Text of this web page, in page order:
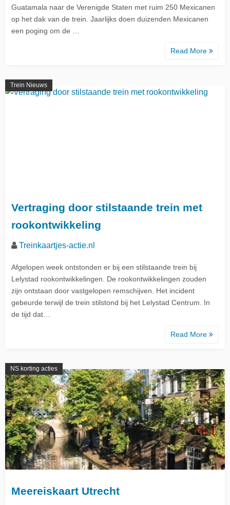
Guatamala naar de Verenigde Staten met ruim 250 Mexicanen
op het dak van de trein. Jaarlijks doen duizenden Mexicanen
een poging om de …
Read More
Trein Nieuws
Vertraging door stilstaande trein met
rookontwikkeling
Treinkaartjes-actie.nl
Afgelopen week ontstonden er bij een stilstaande trein bij
Lelystad rookontwikkelingen. De rookontwikkelingen zouden
zijn ontstaan door vastgelopen remschijven. Het incident
gebeurde terwijl de trein stilstond bij het Lelystad Centrum. In
de tijd dat…
Read More
NS korting acties
Meereiskaart Utrecht